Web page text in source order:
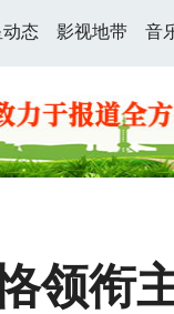
动态 影视地带 音
领衔